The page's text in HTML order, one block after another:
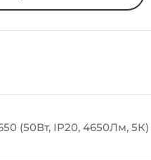
(50Вт, IP20, 4650Лм, 5К)